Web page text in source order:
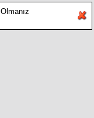
Olmanız